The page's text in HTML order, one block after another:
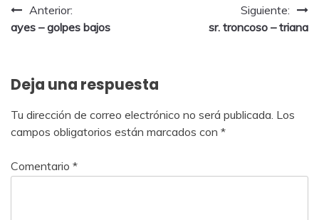
Anterior:
ayes – golpes bajos
Siguiente:
sr. troncoso – triana
Deja una respuesta
Tu dirección de correo electrónico no será publicada. Los
campos obligatorios están marcados con *
Comentario *